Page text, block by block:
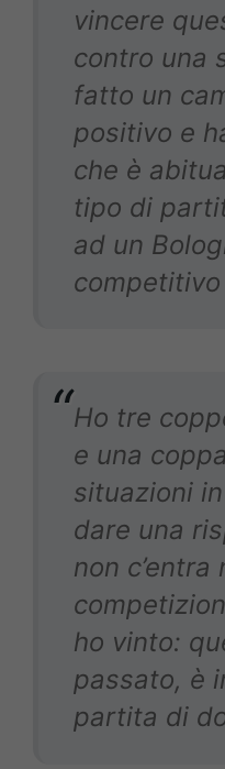
vincere
contro una
fatto un
positivo e
che è
tipo di
ad un
competitivo
Ho tre
e una
situazioni
dare una
non c’entra
ho vinto:
passato, è
partita di